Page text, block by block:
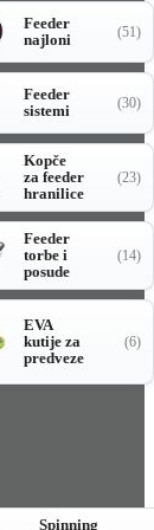
Feeder
najloni
(51)
Feeder
sistemi
(30)
Kopče
za feeder
hranilice
(23)
Feeder
torbe i
posude
(14)
EVA
kutije za
predveze
(6)
Spinning